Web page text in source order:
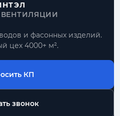
и фасонных изделий.
цех 4000+ м².
КП
звонок